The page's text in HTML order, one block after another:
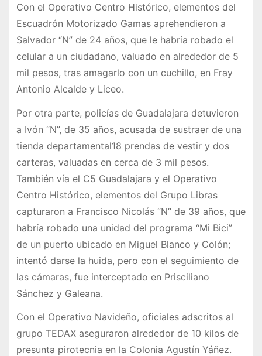
Con el Operativo Centro Histórico, elementos del
Escuadrón Motorizado Gamas aprehendieron a
Salvador “N” de 24 años, que le habría robado el
celular a un ciudadano, valuado en alrededor de 5
mil pesos, tras amagarlo con un cuchillo, en Fray
Antonio Alcalde y Liceo.
Por otra parte, policías de Guadalajara detuvieron
a Ivón “N”, de 35 años, acusada de sustraer de una
tienda departamental18 prendas de vestir y dos
carteras, valuadas en cerca de 3 mil pesos.
También vía el C5 Guadalajara y el Operativo
Centro Histórico, elementos del Grupo Libras
capturaron a Francisco Nicolás “N” de 39 años, que
habría robado una unidad del programa “Mi Bici”
de un puerto ubicado en Miguel Blanco y Colón;
intentó darse la huida, pero con el seguimiento de
las cámaras, fue interceptado en Prisciliano
Sánchez y Galeana.
Con el Operativo Navideño, oficiales adscritos al
grupo TEDAX aseguraron alrededor de 10 kilos de
presunta pirotecnia en la Colonia Agustín Yáñez.